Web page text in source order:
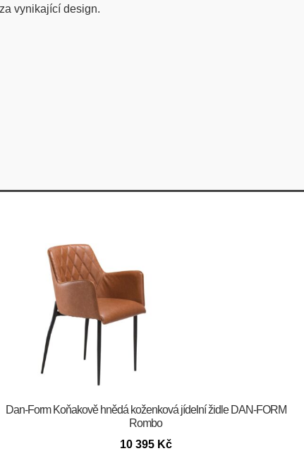
vynikající design.
​​​​​Dan-Form Koňakově hnědá koženková jídelní židle DAN-FORM
Rombo
10 395 Kč